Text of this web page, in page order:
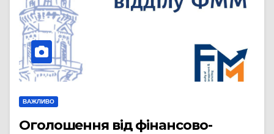
ВАЖЛИВО
Оголошення від фінансово-